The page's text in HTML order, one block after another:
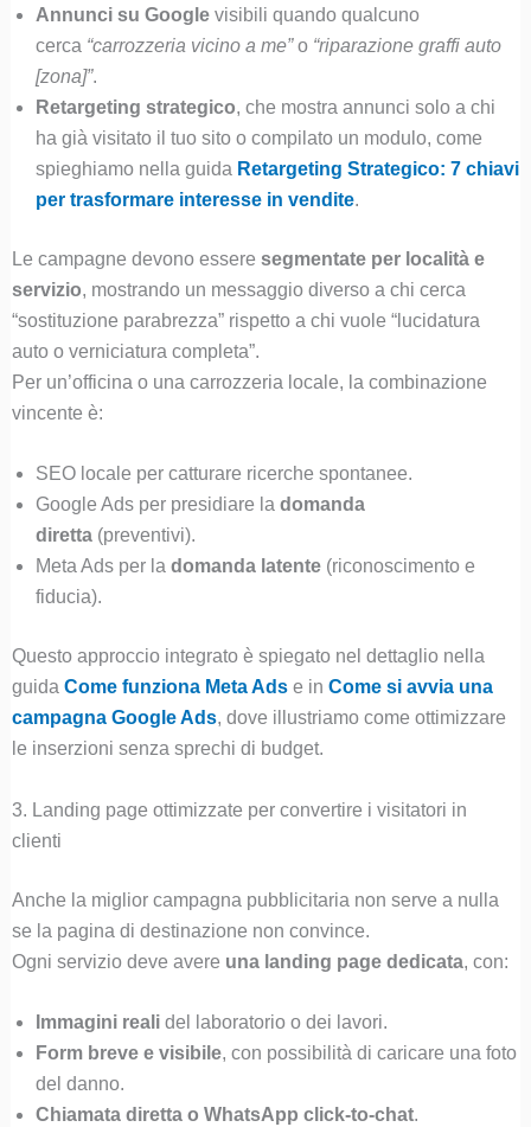
Annunci su Googlevisibili quando qualcuno
cerca “carrozzeria vicino a me”o “riparazione graffi auto
[zona]”.
Retargeting strategico, che mostra annunci solo a chi
ha già visitato il tuo sito o compilato un modulo, come
spieghiamo nella guida Retargeting Strategico: 7 chiavi
per trasformare interesse in vendite.
Le campagne devono essere segmentate per località e
servizio, mostrando un messaggio diverso a chi cerca
“sostituzione parabrezza” rispetto a chi vuole “lucidatura
auto o verniciatura completa”.
Per un’officina o una carrozzeria locale, la combinazione
vincente è:
SEO locale per catturare ricerche spontanee.
Google Ads per presidiare la domanda
diretta(preventivi).
Meta Ads per la domanda latente(riconoscimento e
fiducia).
Questo approccio integrato è spiegato nel dettaglio nella
guida Come funziona Meta Adse in Come si avvia una
campagna Google Ads, dove illustriamo come ottimizzare
le inserzioni senza sprechi di budget.
3. Landing page ottimizzate per convertire i visitatori in
clienti
Anche la miglior campagna pubblicitaria non serve a nulla
se la pagina di destinazione non convince.
Ogni servizio deve avere una landing page dedicata, con:
Immagini realidel laboratorio o dei lavori.
Form breve e visibile, con possibilità di caricare una foto
del danno.
Chiamata diretta o WhatsApp click-to-chat.